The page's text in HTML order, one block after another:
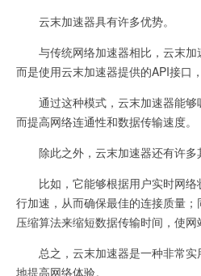
云末加速器具有许多优势。
与传统网络加速器相比，云末加
而是使用云末加速器提供的API接口
通过这种模式，云末加速器能够
而提高网络连通性和数据传输速度。
除此之外，云末加速器还有许多
比如，它能够根据用户实时网络
行加速，从而确保最佳的连接质量
压缩算法来缩短数据传输时间，使网
总之，云末加速器是一种非常实
地提高网络体验。